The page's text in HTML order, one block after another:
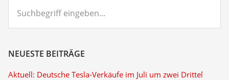
eingeben...
NEUESTE BEITRÄGE
Aktuell: Deutsche Tesla-Verkäufe im Juli um zwei Drittel